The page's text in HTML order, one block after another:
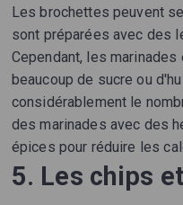
Les brochettes peuvent
sont préparées avec des
Cependant, les
beaucoup de sucre ou
considérablement le
des marinades avec des
épices pour réduire les
5. Les chips